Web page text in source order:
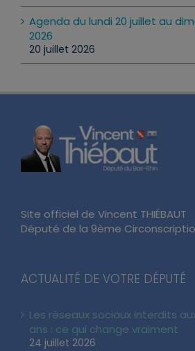
Agenda du lundi 20 juillet au
2026
20 juillet 2026
Site officiel de Vincent THIÉBAUT
Député de la 9ème
ACTUALITÉ DE VOTRE DÉPUTÉ
Les réseaux sociaux interdits
ans : ce qui change vraiment
24 juillet 2026